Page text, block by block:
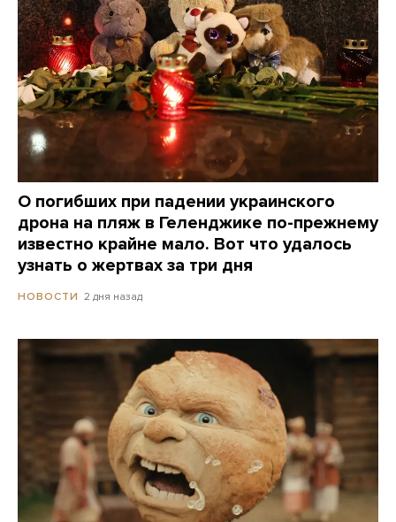
О погибших при падении украинского
дрона на пляж в Геленджике по-прежнему
известно крайне мало. Вот что удалось
узнать о жертвах за три дня
НОВОСТИ 2 дня назад